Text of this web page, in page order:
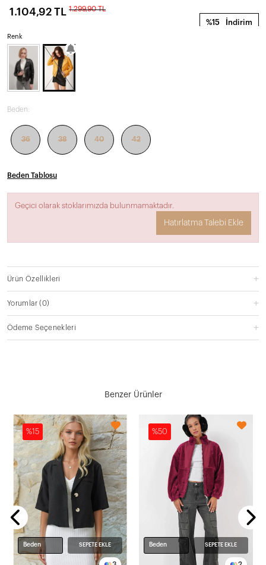
%15 İndirim
1.104,92 TL 1.299,90 TL
Renk
Beden:
36 38 40 42
Beden Tablosu
Geçici olarak stoklarımızda bulunmamaktadır.
Hatırlatma Talebi Ekle
Ürün Özellikleri
Yorumlar(0)
Ödeme Seçenekleri
Benzer Ürünler
%15
Beden SEPETE EKLE
%50
Beden SEPETE EKLE